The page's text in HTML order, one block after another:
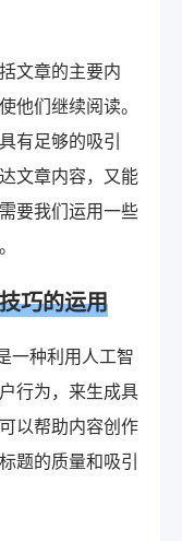
文章的主要内
他们继续阅读。
有足够的吸引
文章内容，又能
要我们运用一些
巧的运用
一种利用人工智
行为，来生成具
以帮助内容创作
题的质量和吸引